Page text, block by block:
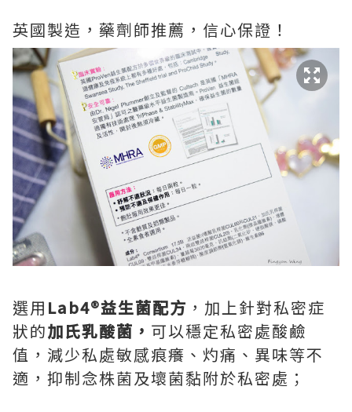
英國製造，藥劑師推薦，信心保證！
選用 Lab4®益生菌配方 ，加上針對私密症
狀的加氏乳酸菌， 可以穩定私密處酸鹼
值，減少私處敏感痕癢、灼痛、異味等不
適，抑制念株菌及壞菌黏附於私密處；